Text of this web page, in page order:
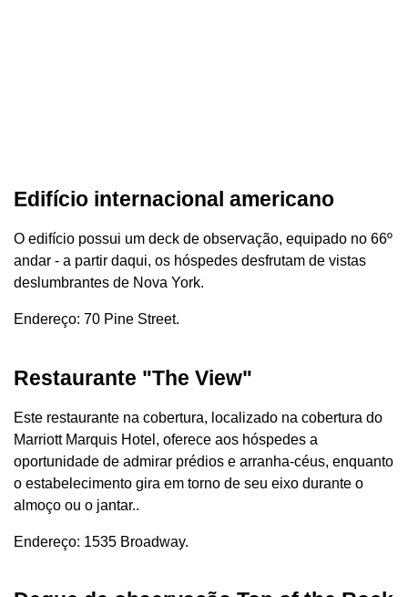
Edifício internacional americano
O edifício possui um deck de observação, equipado no 66º
andar - a partir daqui, os hóspedes desfrutam de vistas
deslumbrantes de Nova York.
Endereço: 70 Pine Street.
Restaurante "The View"
Este restaurante na cobertura, localizado na cobertura do
Marriott Marquis Hotel, oferece aos hóspedes a
oportunidade de admirar prédios e arranha-céus, enquanto
o estabelecimento gira em torno de seu eixo durante o
almoço ou o jantar..
Endereço: 1535 Broadway.